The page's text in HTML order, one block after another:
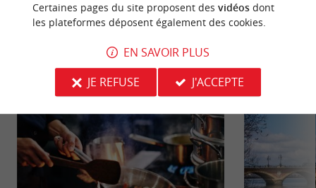
NOUS AVONS TESTÉPOUR VOUS
Certaines pages du site proposent des vidéosdont
les plateformes déposent également des cookies.
EN SAVOIR PLUS
JE REFUSE
J'ACCEPTE